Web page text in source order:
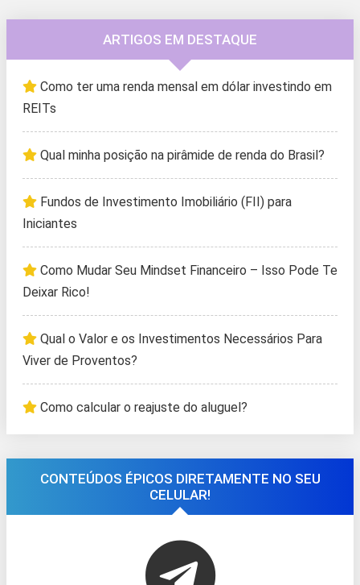
ARTIGOS EM DESTAQUE
Como ter uma renda mensal em dólar investindo em
REITs
Qual minha posição na pirâmide de renda do Brasil?
Fundos de Investimento Imobiliário (FII) para
Iniciantes
Como Mudar Seu Mindset Financeiro – Isso Pode Te
Deixar Rico!
Qual o Valor e os Investimentos Necessários Para
Viver de Proventos?
Como calcular o reajuste do aluguel?
CONTEÚDOS ÉPICOS DIRETAMENTE NO SEU
CELULAR!